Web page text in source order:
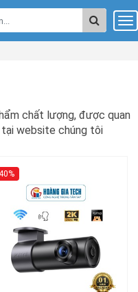
chất lượng, được quan
website chúng tôi